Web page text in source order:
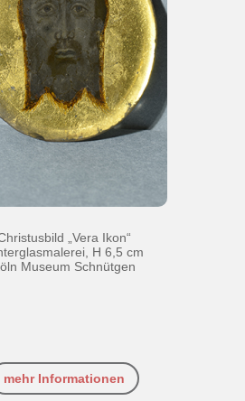
„Vera Ikon“
H 6,5 cm
Museum Schnütgen
mehr Informationen